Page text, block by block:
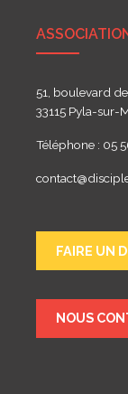
51, boulevard
33115 Pyla-sur-
Téléphone : 05
FAIRE UN
NOUS